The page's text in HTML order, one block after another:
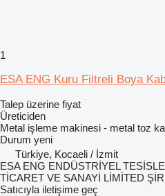
1
ESA ENG Kuru Filtreli Boya
Talep üzerine fiyat
Üreticiden
Metal işleme makinesi - metal toz
Durum yeni
Türkiye, Kocaeli / İzmit
ESA ENG ENDÜSTRİYEL
TİCARET VE SANAYİ LİMİTED
Satıcıyla iletişime geç